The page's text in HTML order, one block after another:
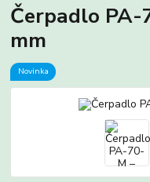
Čerpadlo PA-
mm
Novinka